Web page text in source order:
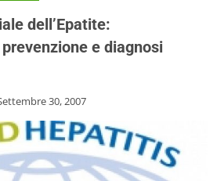
dell’Epatite:
e diagnosi
30, 2007